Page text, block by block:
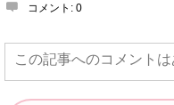
コメント: 0
この記事へのコメントは